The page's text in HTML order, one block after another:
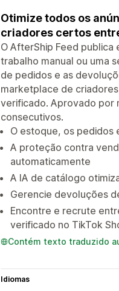
Otimize todos os
criadores certos
O AfterShip Feed
trabalho manual ou uma
de pedidos e as
marketplace de
verificado. Aprovado por
consecutivos.
O estoque, os pedidos
A proteção contra
automaticamente
A IA de catálogo
Gerencie devoluções
Encontre e recrute
verificado no TikTok
Contém texto traduzido
Idiomas